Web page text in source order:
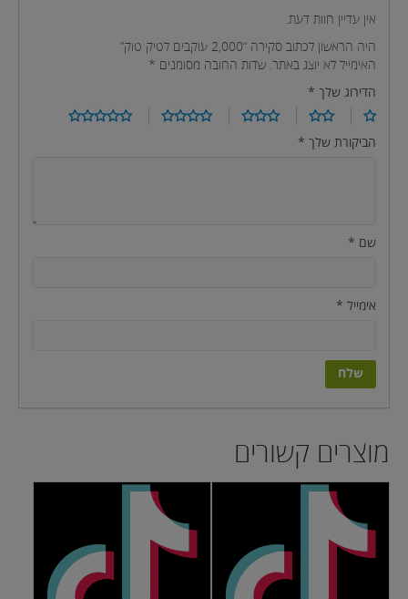
אין עדיין חוות דעת.
היה הראשון לכתוב סקירה “2,000 עוקבים לטיק טוק”
האימייל לא יוצג באתר. שדות החובה מסומנים *
הדירוג שלך *
הביקורת שלך *
שם *
אימייל *
מוצרים קשורים